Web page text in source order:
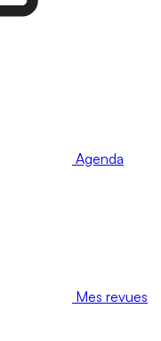
Agenda
Mes revues